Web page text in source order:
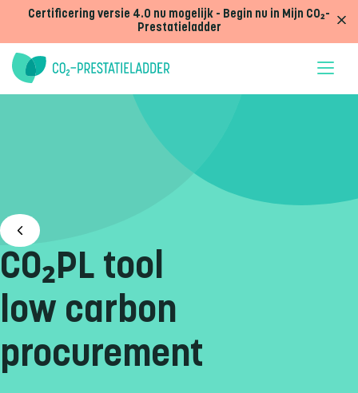
Certificering versie 4.0 nu mogelijk - Begin nu in Mijn CO₂-
Prestatieladder
CO₂PL tool
low carbon
procurement